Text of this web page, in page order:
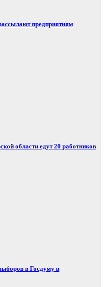
предприятиям
области едут 20 работников
в Госдуму в